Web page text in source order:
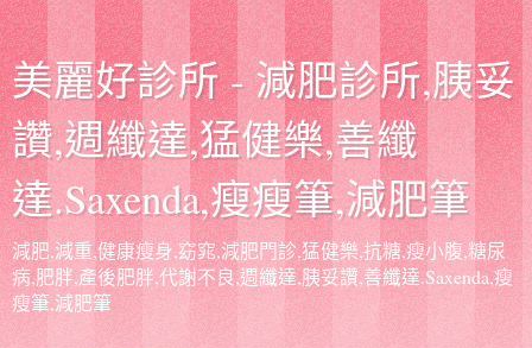
美麗好診所 - 減肥診所,胰妥
讚,週纖達,猛健樂,善纖
達.Saxenda,瘦瘦筆,減肥筆
減肥,減重,健康瘦身,窈窕,減肥門診,猛健樂,抗糖,瘦小腹,糖尿
病,肥胖,產後肥胖,代謝不良,週纖達,胰妥讚,善纖達.Saxenda,瘦
瘦筆,減肥筆